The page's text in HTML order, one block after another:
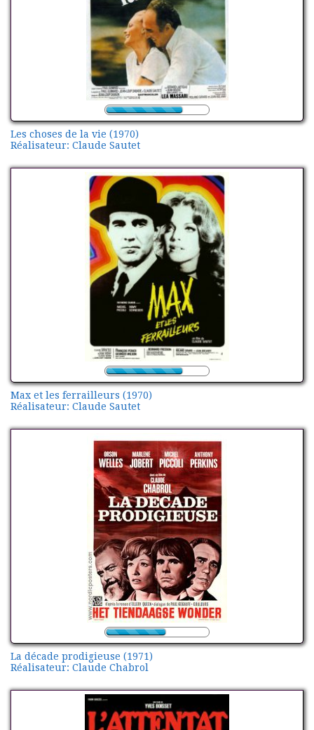
Les choses de la vie (1970)
Réalisateur: Claude Sautet
Max et les ferrailleurs (1970)
Réalisateur: Claude Sautet
La décade prodigieuse (1971)
Réalisateur: Claude Chabrol